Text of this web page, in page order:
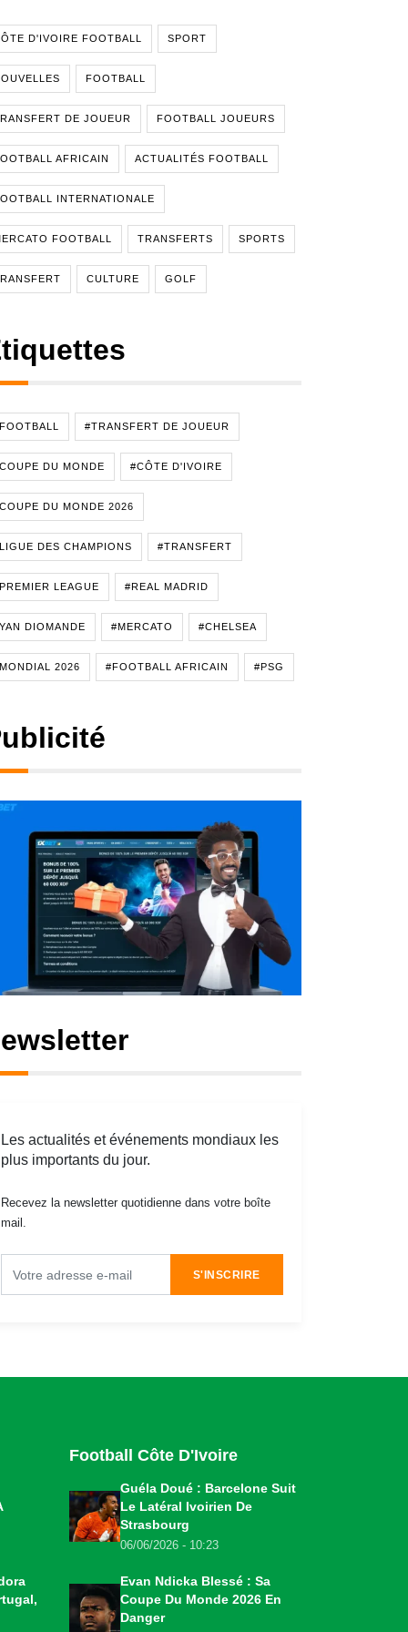
D'IVOIRE FOOTBALL SPORT
FOOTBALL
DE JOUEUR FOOTBALL JOUEURS
AFRICAIN ACTUALITÉS FOOTBALL
INTERNATIONALE
FOOTBALL TRANSFERTS SPORTS
CULTURE GOLF
#TRANSFERT DE JOUEUR
DU MONDE #CÔTE D'IVOIRE
DU MONDE 2026
DES CHAMPIONS #TRANSFERT
LEAGUE #REAL MADRID
DIOMANDE #MERCATO #CHELSEA
2026 #FOOTBALL AFRICAIN #PSG
Les actualités et événements mondiaux les
plus importants du jour.
Recevez la newsletter quotidienne dans votre boîte
mail.
S'INSCRIRE
Football Côte D'Ivoire
Guéla Doué : Barcelone Suit
Le Latéral Ivoirien De
Strasbourg
06/06/2026 - 10:23
Evan Ndicka Blessé : Sa
Coupe Du Monde 2026 En
Danger